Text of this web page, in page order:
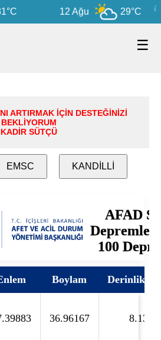
12 Ağu 29°C
☰
ARTIRMAK İÇİN DESTEĞİNİZİ
BEKLİYORUM
KADİR SÜTÇÜ
EMSC KANDİLLİ